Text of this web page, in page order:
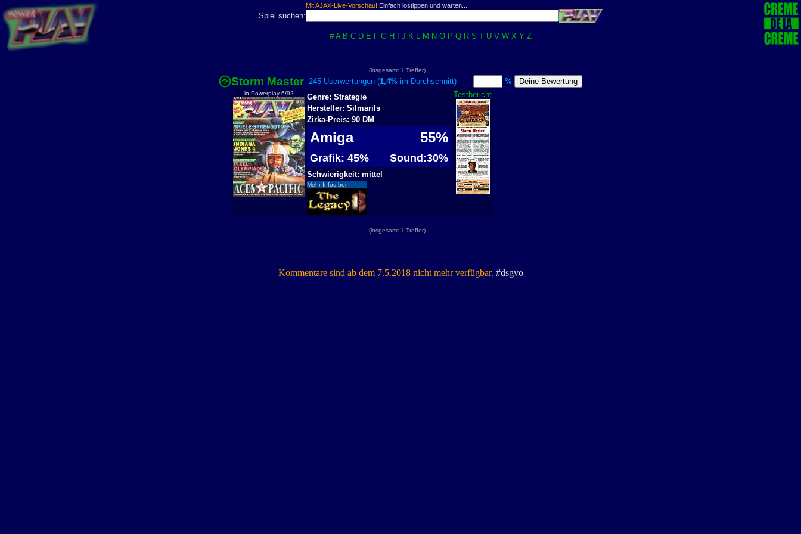
Mit AJAX-Live-Vorschau! Einfach lostippen und warten...
Spiel suchen:
# A B C D E F G H J K L M N O P Q R S T U V W X Y Z
(insgesamt 1 Treffer)
Storm Master 245 Userwertungen (1,4% im Durchschnitt) %
in Powerplay 6/92 Testbericht
Genre: Strategie
Hersteller: Silmarils
Zirka-Preis: 90 DM
Amiga 55%
Grafik: 45% Sound:30%
Schwierigkeit: mittel
Mehr Infos bei:
(insgesamt 1 Treffer)
Kommentare sind ab dem 7.5.2018 nicht mehr verfügbar. #dsgvo